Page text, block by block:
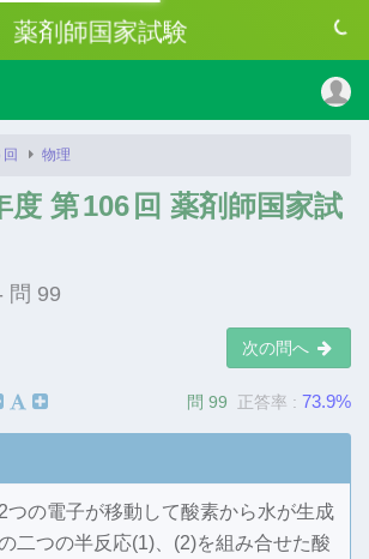
薬剤師国家試験
回 物理
度 第106 回 薬剤師国家試
問 99
次の問へ
問 99 正答率 : 73.9%
つの電子が移動して酸素から水が生成
二つの半反応(1)、(2)を組み合せた酸